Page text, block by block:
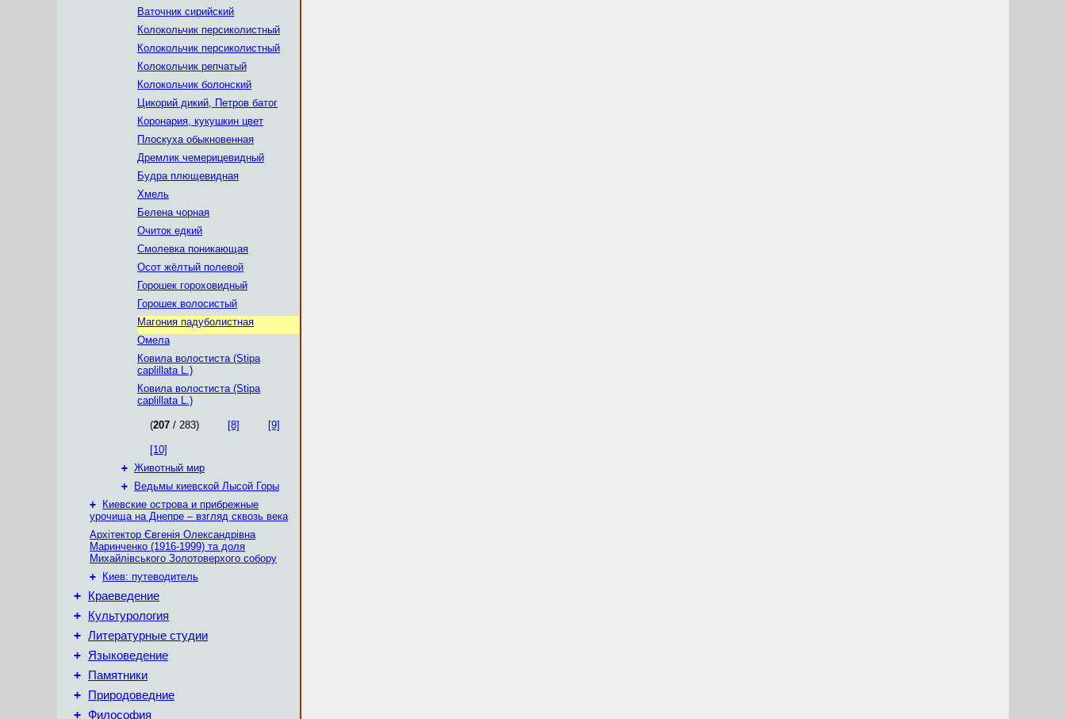
Ваточник сирийский
Колокольчик персиколистный
Колокольчик персиколистный
Колокольчик репчатый
Колокольчик болонский
Цикорий дикий, Петров батог
Коронария, кукушкин цвет
Плоскуха обыкновенная
Дремлик чемерицевидный
Будра плющевидная
Хмель
Белена чорная
Очиток едкий
Смолевка поникающая
Осот жёлтый полевой
Горошек гороховидный
Горошек волосистый
Магония падуболистная
Омела
Ковила волостиста (Stipa
caplillata L.)
Ковила волостиста (Stipa
caplillata L.)
(207 / 283) [8] [9]
[10]
+ Животный мир
+
Ведьмы киевской Лысой Горы
+
Киевские острова и прибрежные
урочища на Днепре – взгляд сквозь века
Архітектор Євгенія Олександрівна
Маринченко (1916-1999) та доля
Михайлівського Золотоверхого собору
+
Киев: путеводитель
+ Краеведение
+ Культурология
+ Литературные студии
+ Языковедение
+ Памятники
+ Природоведние
+ Философия